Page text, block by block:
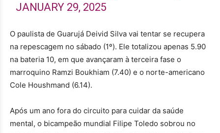
JANUARY 29, 2025
O paulista de Guarujá Deivid Silva vai tentar se recupera
na repescagem no sábado (1º). Ele totalizou apenas 5.90
na bateria 10, em que avançaram à terceira fase o
marroquino Ramzi Boukhiam (7.40) e o norte-americano
Cole Houshmand (6.14).
Após um ano fora do circuito para cuidar da saúde
mental, o bicampeão mundial Filipe Toledo sobrou no